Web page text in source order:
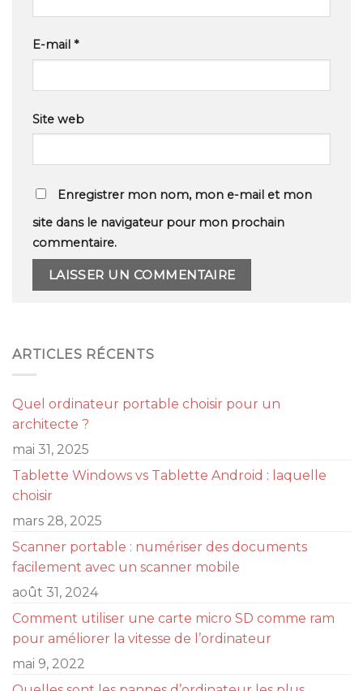
E-mail *
Site web
Enregistrer mon nom, mon e-mail et mon
site dans le navigateur pour mon prochain
commentaire.
ARTICLES RÉCENTS
Quel ordinateur portable choisir pour un
architecte ?
mai 31, 2025
Tablette Windows vs Tablette Android : laquelle
choisir
mars 28, 2025
Scanner portable : numériser des documents
facilement avec un scanner mobile
août 31, 2024
Comment utiliser une carte micro SD comme ram
pour améliorer la vitesse de l’ordinateur
mai 9, 2022